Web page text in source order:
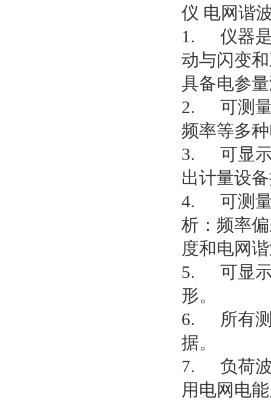
仪 电网谐
1. 仪器是
动与闪变
具备电参
2. 可测量
频率等多
3. 可显示
出计量设
4. 可测量
析：频率
度和电网
5. 可显示
形。
6. 所有测
据。
7. 负荷波
用电网电